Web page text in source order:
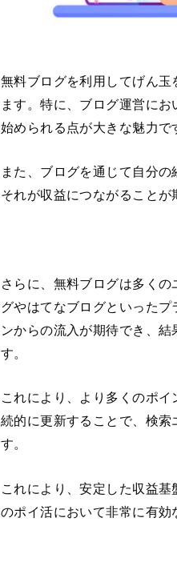
無料ブログを利用してげん
ます。特に、ブログ運営に
始められる点が大きな魅力で
また、ブログを通じて自分
それが収益につながることが
さらに、無料ブログは多く
グやはてなブログといった
ンからの流入が期待でき、
す。
これにより、より多くのポ
続的に更新することで、検
す。
これにより、安定した収益
のポイ活において非常に有効